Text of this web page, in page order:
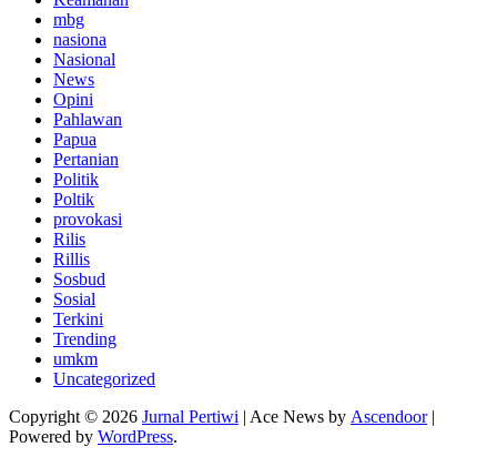
mbg
nasiona
Nasional
News
Opini
Pahlawan
Papua
Pertanian
Politik
Poltik
provokasi
Rilis
Rillis
Sosbud
Sosial
Terkini
Trending
umkm
Uncategorized
Copyright © 2026 Jurnal Pertiwi | Ace News by Ascendoor|
Powered by WordPress.